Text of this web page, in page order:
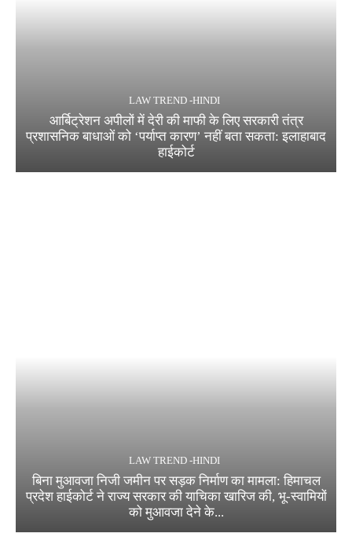
LAW TREND -HINDI
आर्बिट्रेशन अपीलों में देरी की माफी के लिए सरकारी तंत्र
प्रशासनिक बाधाओं को ‘पर्याप्त कारण’ नहीं बता सकता: इलाहाबाद
हाईकोर्ट
LAW TREND -HINDI
बिना मुआवजा निजी जमीन पर सड़क निर्माण का मामला: हिमाचल
प्रदेश हाईकोर्ट ने राज्य सरकार की याचिका खारिज की, भू-स्वामियों
को मुआवजा देने के...